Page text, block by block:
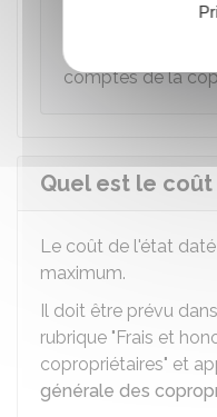
Toutes ces
indicatif dans
comptes de la
Quel est le
Le coût de l'état
maximum.
Il doit être prévu
rubrique "Frais et
copropriétaires" et
générale des